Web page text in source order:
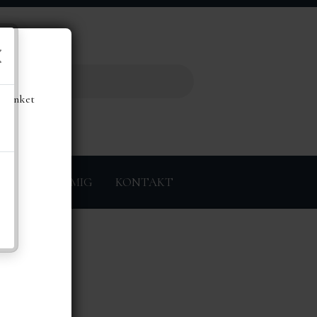
OM MIG KONTAKT
linket